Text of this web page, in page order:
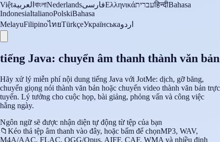
Việtالعربية বাংলাNederlandsفارسیΕλληνικάעבריתहिन्दीBahasa
IndonesiaItalianoPolskiBahasa
MelayuFilipinoไทยTürkçeУкраїнськаاردو
tiếng Java: chuyển âm thanh thành văn bản
Hãy xử lý miễn phí nội dung tiếng Java với JotMe: dịch, gỡ băng,
chuyển giọng nói thành văn bản hoặc chuyển video thành văn bản trực
tuyến. Lý tưởng cho cuộc họp, bài giảng, phỏng vấn và công việc
hằng ngày.
Ngôn ngữ sẽ được nhận diện tự động từ tệp của bạn
📁 Kéo thả tệp âm thanh vào đây, hoặc bấm để chọnMP3, WAV,
M4A/AAC, FLAC, OGG/Opus, AIFF, CAF, WMA và nhiều định